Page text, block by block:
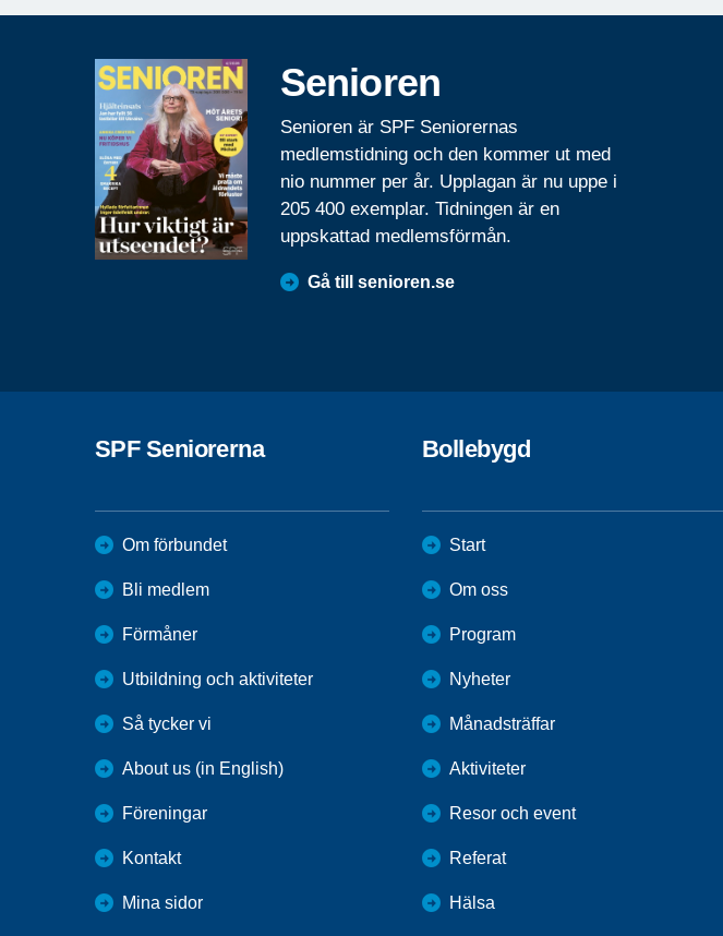
Senioren
Senioren är SPF Seniorernas
medlemstidning och den kommer ut med
nio nummer per år. Upplagan är nu uppe i
205 400 exemplar. Tidningen är en
uppskattad medlemsförmån.
Gå till senioren.se
SPF Seniorerna
Om förbundet
Bli medlem
Förmåner
Utbildning och aktiviteter
Så tycker vi
About us (in English)
Föreningar
Kontakt
Mina sidor
Bollebygd
Start
Om oss
Program
Nyheter
Månadsträffar
Aktiviteter
Resor och event
Referat
Hälsa